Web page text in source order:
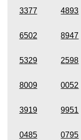
3377 4893
6502 8947
5329 2598
8009 0052
3919 9951
0485 0795